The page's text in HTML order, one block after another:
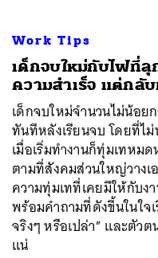
Work Tips
เด็กจบใหม่กับไฟที่ลุ
ความสำเร็จ แต่กลั
เด็กจบใหม่จำนวนไม่น้อย
ทันทีหลังเรียนจบ โดยที่ไ
เมื่อเริ่มทำงานก็ทุ่มเทหม
ตามที่สังคมส่วนใหญ่วางเ
ความทุ่มเทที่เคยมีให้กับง
พร้อมคำถามที่ดังขึ้นในใจ
จริงๆ หรือเปล่า” และตัว
แน่